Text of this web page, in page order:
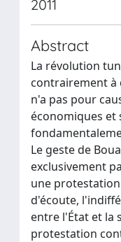
2011
Abstract
La révolution
contrairement à
n'a pas pour
économiques et
Le geste de
exclusivement
une
d'écoute,
entre l'État et la
protestation